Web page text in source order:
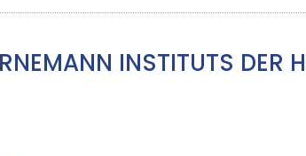
INSTITUTS DER